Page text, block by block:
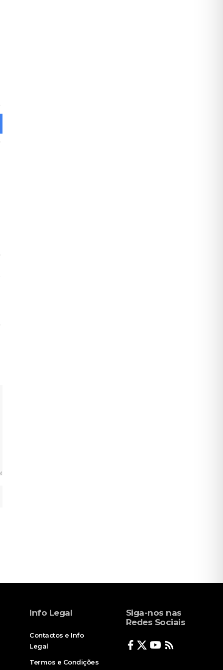
Info Legal
Contactos e Info
Legal
Termos e Condições
Siga-nos nas
Redes Sociais